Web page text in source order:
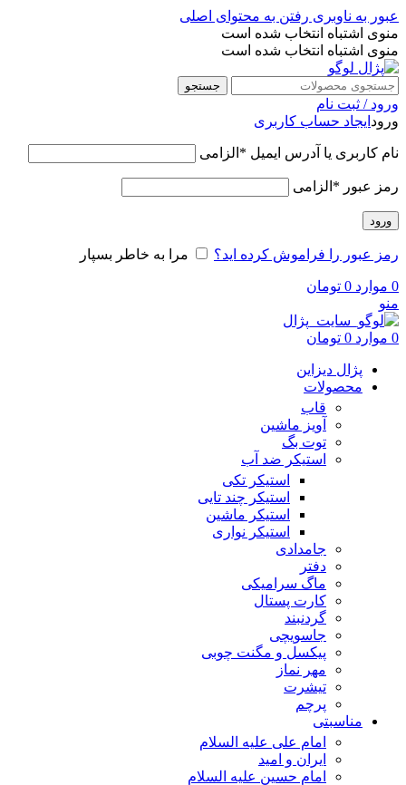
عبور به ناوبری رفتن به محتوای اصلی
منوی اشتباه انتخاب شده است
منوی اشتباه انتخاب شده است
جستجو
ورود / ثبت نام
ورود ایجاد حساب کاربری
نام کاربری یا آدرس ایمیل * الزامی
رمز عبور * الزامی
ورود
رمز عبور را فراموش کرده اید؟ مرا به خاطر بسپار
0 موارد 0 تومان
منو
0 موارد 0 تومان
پژال دیزاین
محصولات
قاب
آویز ماشین
توت بگ
استیکر ضد آب
استیکر تکی
استیکر چند تایی
استیکر ماشین
استیکر نواری
جامدادی
دفتر
ماگ سرامیکی
کارت پستال
گردنبند
جاسویچی
پیکسل و مگنت چوبی
مهر نماز
تیشرت
پرچم
مناسبتی
امام علی علیه السلام
ایران و امید
امام حسین علیه السلام